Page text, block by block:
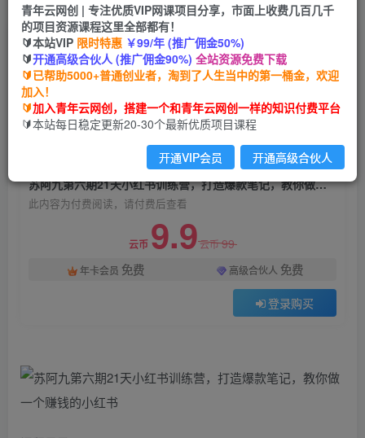
首页 创业课程 会员免费 正文
苏阿九第六期21天小红书训练营，打造爆款笔记，
教你做一个赚钱的小红书
青年云网创
2年前发布
关注 私信
苏阿九第六期21天小红书训练营，打造爆款笔记，教你做一个赚钱的小红书
此内容为付费阅读，请付费后查看
云币 9.9云币99
年卡会员 免费 高级合伙人 免费
登录购买
青年云网创 | 专注优质VIP网课项目分享，市面上收费几百几千
的项目资源课程这里全部都有！
🔰本站VIP 限时特惠 ￥99/年 (推广佣金50%)
🔰开通高级合伙人 (推广佣金90%) 全站资源免费下载
🔰已帮助5000+普通创业者，淘到了人生当中的第一桶金，欢迎
加入！
🔰加入青年云网创，搭建一个和青年云网创一样的知识付费平台
🔰本站每日稳定更新20-30个最新优质项目课程
开通VIP会员 开通高级合伙人